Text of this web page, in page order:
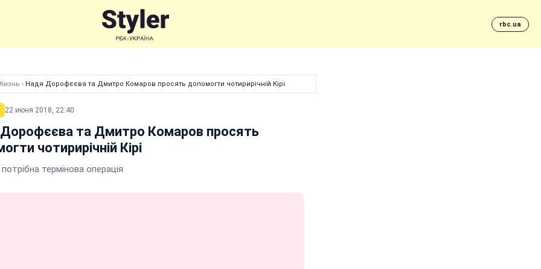
rbc.ua
› Надя Дорофєєва та Дмитро Комаров просять допомогти чотирирічній Кірі
22 июня 2018, 22:40
та Дмитро Комаров просять
чотирирічній Кірі
потрібна термінова операція